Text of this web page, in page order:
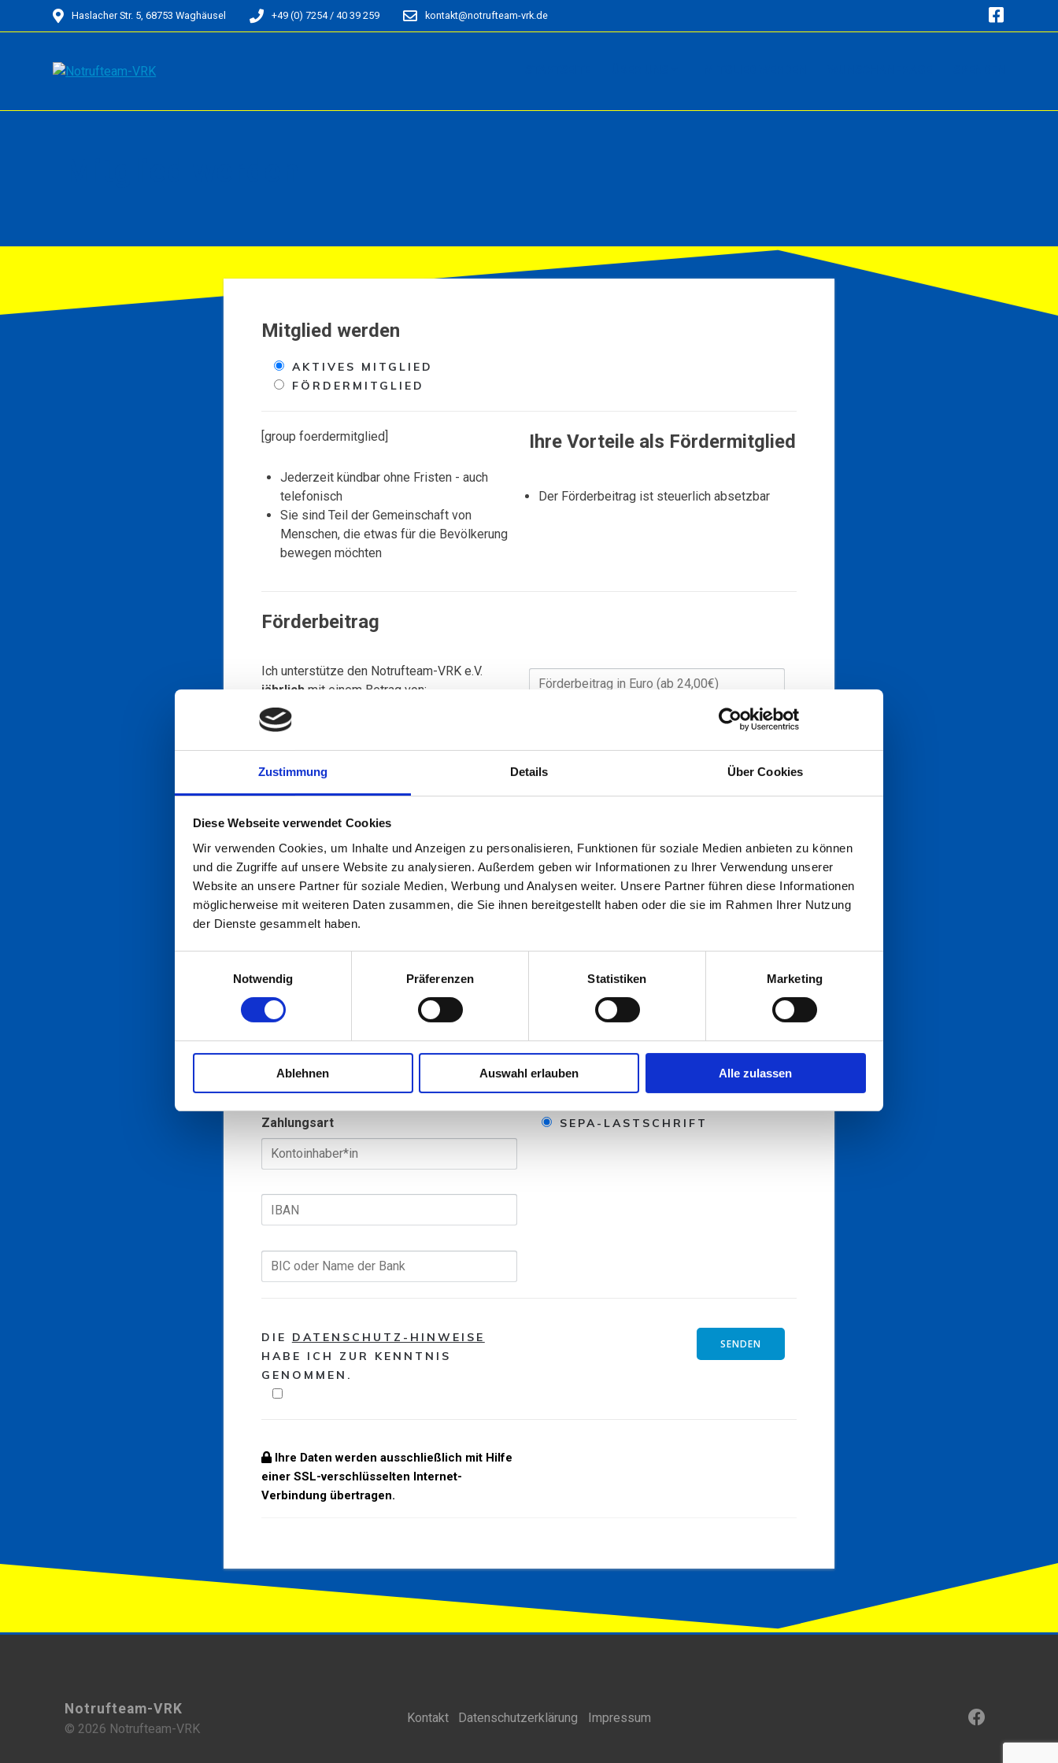
Zustimmung Details Über Cookies
Diese Webseite verwendet Cookies
Wir verwenden Cookies, um Inhalte und Anzeigen zu personalisieren, Funktionen für soziale Medien anbieten zu können
und die Zugriffe auf unsere Website zu analysieren. Außerdem geben wir Informationen zu Ihrer Verwendung unserer
Website an unsere Partner für soziale Medien, Werbung und Analysen weiter. Unsere Partner führen diese Informationen
möglicherweise mit weiteren Daten zusammen, die Sie ihnen bereitgestellt haben oder die sie im Rahmen Ihrer Nutzung
der Dienste gesammelt haben.
Notwendig
Präferenzen Statistiken Marketing
Ablehnen Auswahl erlauben Alle zulassen
Haslacher Str. 5, 68753 Waghäusel +49 (0) 7254 / 40 39 259 kontakt@notrufteam-vrk.de
Mitglied werden
AKTIVES MITGLIED
FÖRDERMITGLIED
[group foerdermitglied] Ihre Vorteile als Fördermitglied
Jederzeit kündbar ohne Fristen - auch
telefonisch
Der Förderbeitrag ist steuerlich absetzbar
Sie sind Teil der Gemeinschaft von
Menschen, die etwas für die Bevölkerung
bewegen möchten
Förderbeitrag
Ich unterstütze den Notrufteam-VRK e.V.
jährlichmit einem Betrag von:
Persönliche Angaben
Zahlungsweise
Zahlungsart SEPA-LASTSCHRIFT
DIE DATENSCHUTZ-HINWEISE
HABE ICH ZUR KENNTNIS
GENOMMEN.
Ihre Daten werden ausschließlich mit Hilfe
einer SSL-verschlüsselten Internet-
Verbindung übertragen.
Notrufteam-VRK
© 2026 Notrufteam-VRK
Kontakt Datenschutzerklärung Impressum